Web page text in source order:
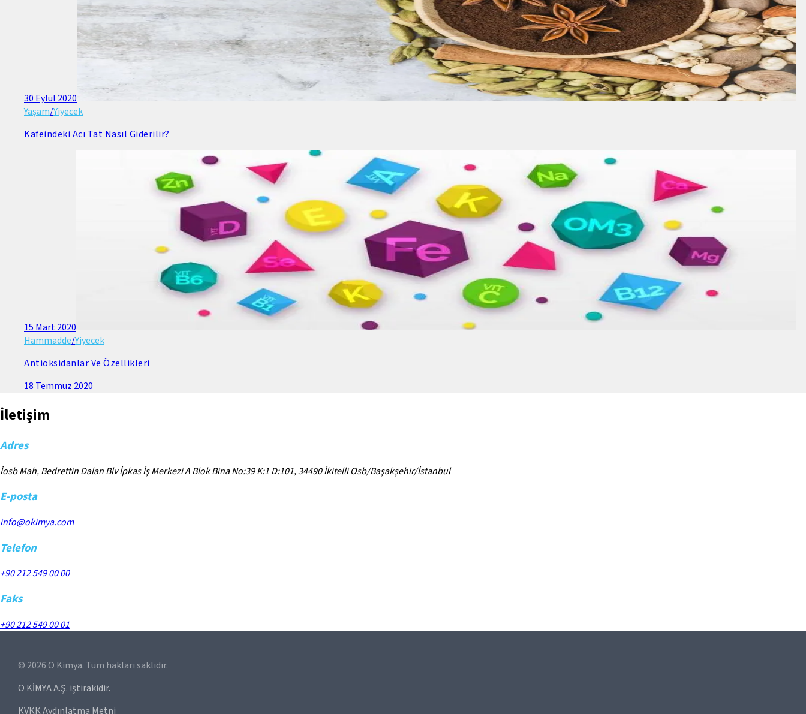
30 Eylül 2020
Yaşam/Yiyecek
Kafeindeki Acı Tat Nasıl Giderilir?
15 Mart 2020
Hammadde/Yiyecek
Antioksidanlar Ve Özellikleri
18 Temmuz 2020
İletişim
Adres
İosb Mah, Bedrettin Dalan Blv İpkas İş Merkezi A Blok Bina No:39 K:1 D:101, 34490 İkitelli Osb/Başakşehir/İstanbul
E-posta
info@okimya.com
Telefon
+90 212 549 00 00
Faks
+90 212 549 00 01
© 2026 O Kimya. Tüm hakları saklıdır.
O KİMYA A.Ş. iştirakidir.
KVKK Aydınlatma Metni